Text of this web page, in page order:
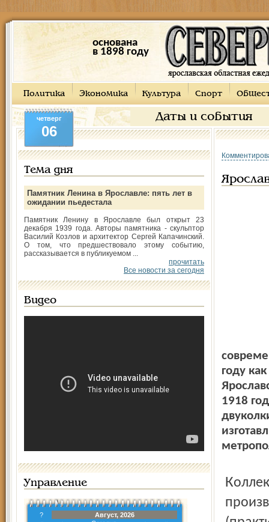
основана
в 1898 году
Политика Экономика Культура Спорт
Даты и события
четверг
06
Тема дня
Памятник Ленина в Ярославле: пять лет в
ожидании пьедестала
Памятник Ленину в Ярославле был открыт 23
декабря 1939 года. Авторы памятника - скульптор
Василий Козлов и архитектор Сергей Капачинский.
О том, что предшествовало этому событию,
рассказывается в публикуемом ...
прочитать
Все новости за сегодня
Видео
Управление
?
Август, 2026
году
1918
Коллектив завода, имевший богатые трудовые и